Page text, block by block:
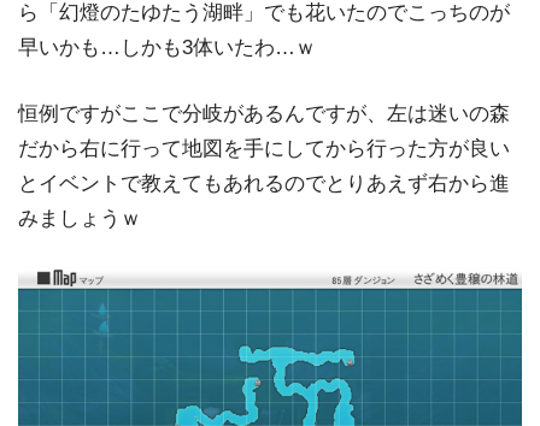
ら「幻燈のたゆたう湖畔」でも花いたのでこっちのが
早いかも…しかも3体いたわ…ｗ
恒例ですがここで分岐があるんですが、左は迷いの森
だから右に行って地図を手にしてから行った方が良い
とイベントで教えてもあれるのでとりあえず右から進
みましょうｗ